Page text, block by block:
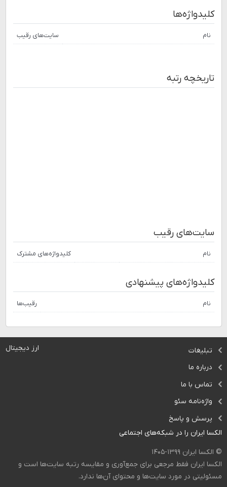
کلیدواژه‌ها
نام سایت‌های رقیب
تاریخچه رتبه
سایت‌های رقیب
نام کلیدواژه‌های مشترک
کلیدواژه‌های پیشنهادی
نام رقیب‌ها
ارز دیجیتال
تبلیغات
درباره ما
تماس با ما
واژه‌نامه سئو
پرسش و پاسخ
الکسا ایران را در شبکه‌های اجتماعی
© الکسا ایران ۱۳۹۹-۱۴۰۵
الکسا ایران فقط مرجعی برای جمع‌آوری و مقایسه رتبه سایت‌ها است و
مسئولیتی در مورد سایت‌ها و محتوای آن‌ها ندارد.